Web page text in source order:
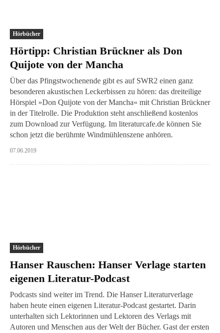
Hörbücher
Hörtipp: Christian Brückner als Don
Quijote von der Mancha
Über das Pfingstwochenende gibt es auf SWR2 einen ganz
besonderen akustischen Leckerbissen zu hören: das dreiteilige
Hörspiel »Don Quijote von der Mancha« mit Christian Brückner
in der Titelrolle. Die Produktion steht anschließend kostenlos
zum Download zur Verfügung. Im literaturcafe.de können Sie
schon jetzt die berühmte Windmühlenszene anhören.
07.06.2019
Hörbücher
Hanser Rauschen: Hanser Verlage starten
eigenen Literatur-Podcast
Podcasts sind weiter im Trend. Die Hanser Literaturverlage
haben heute einen eigenen Literatur-Podcast gestartet. Darin
unterhalten sich Lektorinnen und Lektoren des Verlags mit
Autoren und Menschen aus der Welt der Bücher. Gast der ersten